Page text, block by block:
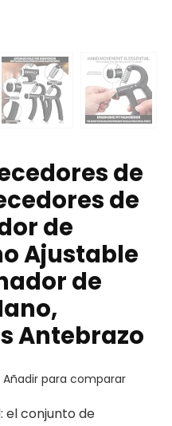
de
de
de
Ajustable
de
Antebrazo
Añadir para comparar
el conjunto de